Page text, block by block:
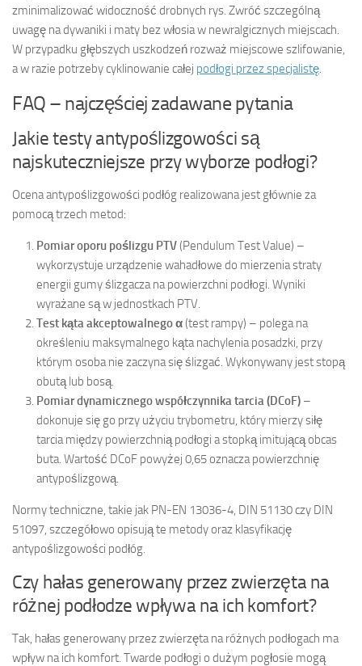
zminimalizować widoczność drobnych rys. Zwróć szczególną
uwagę na dywaniki i maty bez włosia w newralgicznych miejscach.
W przypadku głębszych uszkodzeń rozważ miejscowe szlifowanie,
a w razie potrzeby cyklinowanie całej podłogi przez specjalistę.
FAQ – najczęściej zadawane pytania
Jakie testy antypoślizgowości są
najskuteczniejsze przy wyborze podłogi?
Ocena antypoślizgowości podłóg realizowana jest głównie za
pomocą trzech metod:
Pomiar oporu poślizgu PTV(Pendulum Test Value) –
wykorzystuje urządzenie wahadłowe do mierzenia straty
energii gumy ślizgacza na powierzchni podłogi. Wyniki
wyrażane są w jednostkach PTV.
Test kąta akceptowalnego α(test rampy) – polega na
określeniu maksymalnego kąta nachylenia posadzki, przy
którym osoba nie zaczyna się ślizgać. Wykonywany jest stopą
obutą lub bosą.
Pomiar dynamicznego współczynnika tarcia (DCoF) –
dokonuje się go przy użyciu trybometru, który mierzy siłę
tarcia między powierzchnią podłogi a stopką imitującą obcas
buta. Wartość DCoF powyżej 0,65 oznacza powierzchnię
antypoślizgową.
Normy techniczne, takie jak PN-EN 13036-4, DIN 51130 czy DIN
51097, szczegółowo opisują te metody oraz klasyfikację
antypoślizgowości podłóg.
Czy hałas generowany przez zwierzęta na
różnej podłodze wpływa na ich komfort?
Tak, hałas generowany przez zwierzęta na różnych podłogach ma
wpływ na ich komfort. Twarde podłogi o dużym pogłosie mogą